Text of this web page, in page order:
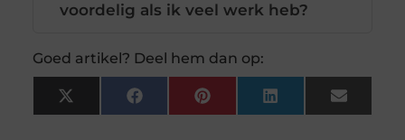
voordelig als ik veel werk heb?
Goed artikel? Deel hem dan op:
X
(Twitter)
FacebookPinterestLinkedInEmail